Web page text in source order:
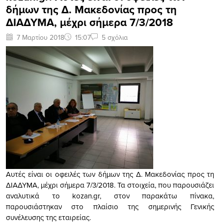
δήμων της Δ. Μακεδονίας προς τη
ΔΙΑΔΥΜΑ, μέχρι σήμερα 7/3/2018
7 Μαρτίου 2018 15:07 5 σχόλια
Αυτές είναι οι οφειλές των δήμων της Δ. Μακεδονίας προς τη
ΔΙΑΔΥΜΑ, μέχρι σήμερα 7/3/2018. Τα στοιχεία, που παρουσιάζει
αναλυτικά το kozan.gr, στον παρακάτω πίνακα,
παρουσιάστηκαν στο πλαίσιο της σημερινής Γενικής
συνέλευσης της εταιρείας.